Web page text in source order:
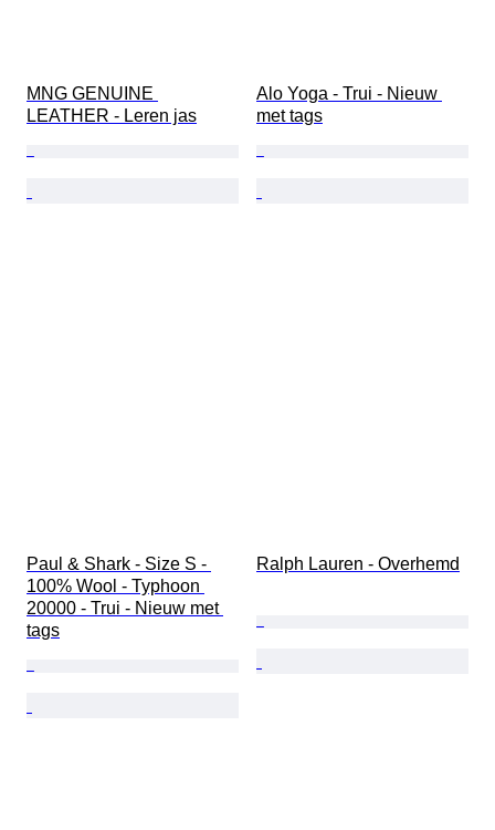
MNG GENUINE
LEATHER - Leren jas
Alo Yoga - Trui - Nieuw
met tags
Paul & Shark - Size S -
100% Wool - Typhoon
20000 - Trui - Nieuw met
tags
Ralph Lauren - Overhemd